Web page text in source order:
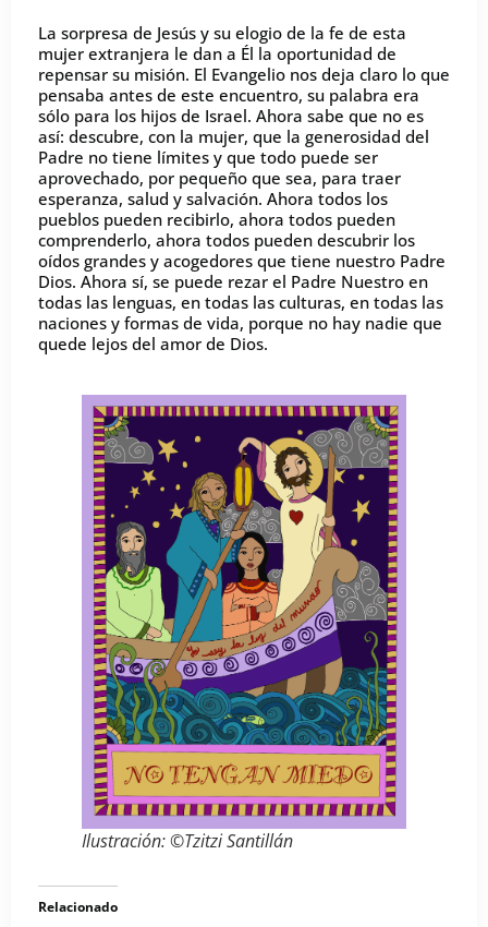
La sorpresa de Jesús y su elogio de la fe de esta
mujer extranjera le dan a Él la oportunidad de
repensar su misión. El Evangelio nos deja claro lo que
pensaba antes de este encuentro, su palabra era
sólo para los hijos de Israel. Ahora sabe que no es
así: descubre, con la mujer, que la generosidad del
Padre no tiene límites y que todo puede ser
aprovechado, por pequeño que sea, para traer
esperanza, salud y salvación. Ahora todos los
pueblos pueden recibirlo, ahora todos pueden
comprenderlo, ahora todos pueden descubrir los
oídos grandes y acogedores que tiene nuestro Padre
Dios. Ahora sí, se puede rezar el Padre Nuestro en
todas las lenguas, en todas las culturas, en todas las
naciones y formas de vida, porque no hay nadie que
quede lejos del amor de Dios.
Ilustración: ©Tzitzi Santillán
Relacionado